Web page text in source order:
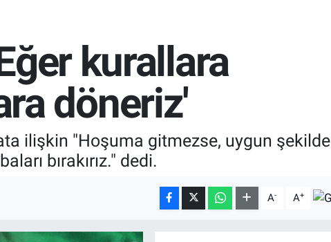
kurallara
döneriz'
ilişkin "Hoşuma gitmezse, uygun şekilde
bırakırız." dedi.
A- A+